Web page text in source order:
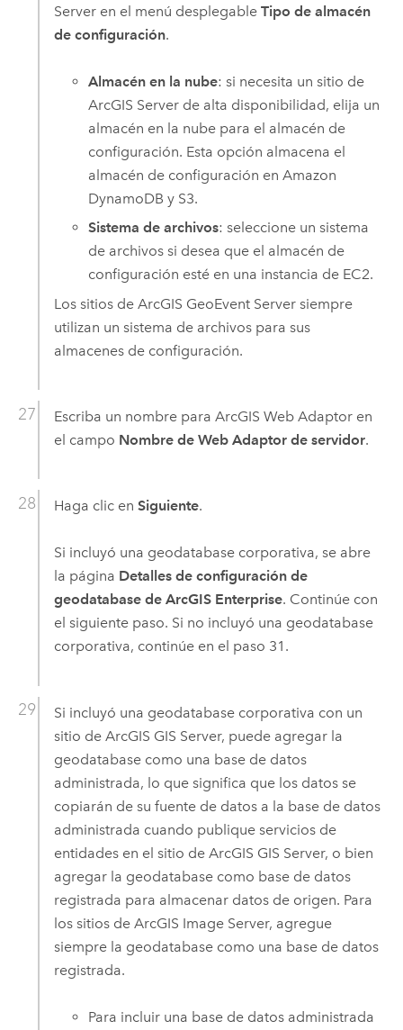
Serveren el menú desplegable Tipo de almacén
de configuración.
Almacén en la nube: si necesita un sitio de
ArcGIS Server de alta disponibilidad, elija un
almacén en la nube para el almacén de
configuración. Esta opción almacena el
almacén de configuración enAmazon
DynamoDB y S3.
Sistema de archivos: seleccione un sistema
de archivos si desea que el almacén de
configuración esté en una instancia de EC2.
Los sitios de ArcGIS GeoEvent Serversiempre
utilizan un sistema de archivos para sus
almacenes de configuración.
Escriba un nombre para ArcGIS Web Adaptoren
el campo Nombre de Web Adaptor de servidor.
Haga clic en Siguiente.
Si incluyó una geodatabase corporativa, se abre
la página Detalles de configuración de
geodatabase de ArcGIS Enterprise. Continúe con
el siguiente paso. Si no incluyó una geodatabase
corporativa, continúe en el paso 31.
Si incluyó una geodatabase corporativa con un
sitio de ArcGIS GIS Server, puede agregar la
geodatabase como una base de datos
administrada, lo que significa que los datos se
copiarán de su fuente de datos a la base de datos
administrada cuando publique servicios de
entidades en el sitio de ArcGIS GIS Server, o bien
agregar la geodatabase como base de datos
registrada para almacenar datos de origen. Para
los sitios de ArcGIS Image Server, agregue
siempre la geodatabase como una base de datos
registrada.
Para incluir una base de datos administrada